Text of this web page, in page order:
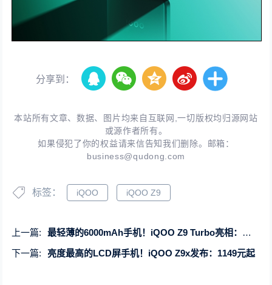
分享到：
本站所有文章、数据、图片均来自互联网,一切版权均归源网站
或源作者所有。
如果侵犯了你的权益请来信告知我们删除。邮箱：
business@qudong.com
标签： iQOO iQOO Z9
上一篇:
最轻薄的6000mAh手机！iQOO Z9 Turbo亮相：机身薄至7.98mm
下一篇:
亮度最高的LCD屏手机！iQOO Z9x发布：1149元起